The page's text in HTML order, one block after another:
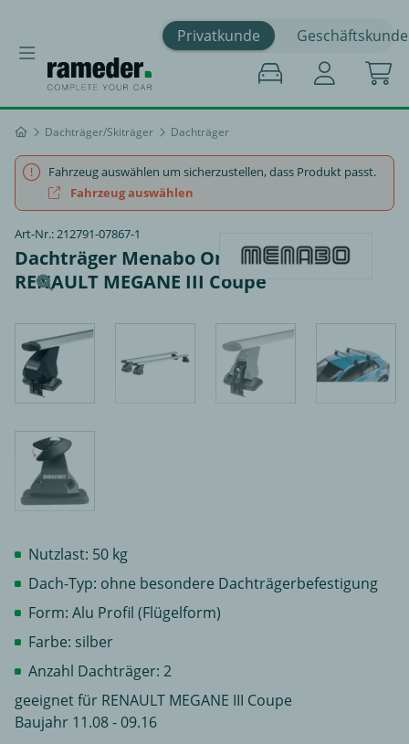
Privatkunde Geschäftskunde
Dachträger/Skiträger Dachträger
Fahrzeug auswählen um sicherzustellen, dass Produkt passt.
Fahrzeug auswählen
Art-Nr.: 212791-07867-1
Dachträger Menabo Omega Plus -
RENAULT MEGANE III Coupe
Nutzlast: 50 kg
Dach-Typ: ohne besondere Dachträgerbefestigung
Form: Alu Profil (Flügelform)
Farbe: silber
Anzahl Dachträger: 2
geeignet für RENAULT MEGANE III Coupe
Baujahr 11.08 - 09.16